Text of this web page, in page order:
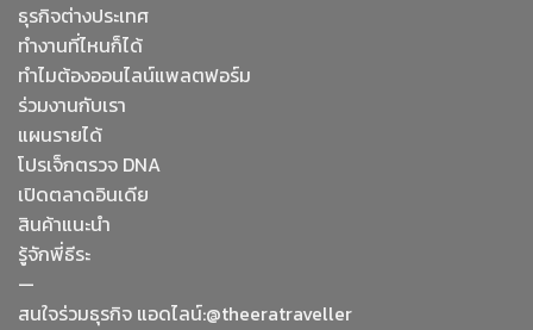
ธุรกิจต่างประเทศ
ทำงานที่ไหนก็ได้
ทำไมต้องออนไลน์แพลตฟอร์ม
ร่วมงานกับเรา
แผนรายได้
โปรเจ็กตรวจ DNA
เปิดตลาดอินเดีย
สินค้าแนะนำ
รู้จักพี่ธีระ
—
สนใจร่วมธุรกิจ แอดไลน์:@theeratraveller